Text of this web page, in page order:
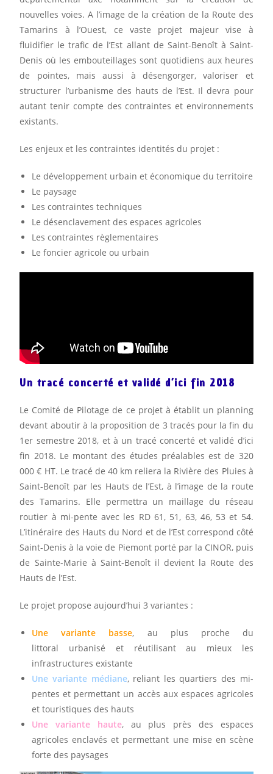
nouvelles voies. A l’image de la création de la Route des
Tamarins à l’Ouest, ce vaste projet majeur vise à
fluidifier le trafic de l’Est allant de Saint-Benoît à Saint-
Denis où les embouteillages sont quotidiens aux heures
de pointes, mais aussi à désengorger, valoriser et
structurer l’urbanisme des hauts de l’Est. Il devra pour
autant tenir compte des contraintes et environnements
existants.
Les enjeux et les contraintes identités du projet :
Le développement urbain et économique du territoire
Le paysage
Les contraintes techniques
Le désenclavement des espaces agricoles
Les contraintes règlementaires
Le foncier agricole ou urbain
Un tracé concerté et validé d’ici fin 2018
Le Comité de Pilotage de ce projet à établit un planning
devant aboutir à la proposition de 3 tracés pour la fin du
1er semestre 2018, et à un tracé concerté et validé d’ici
fin 2018. Le montant des études préalables est de 320
000 € HT. Le tracé de 40 km reliera la Rivière des Pluies à
Saint-Benoît par les Hauts de l’Est, à l’image de la route
des Tamarins. Elle permettra un maillage du réseau
routier à mi-pente avec les RD 61, 51, 63, 46, 53 et 54.
L’itinéraire des Hauts du Nord et de l’Est correspond côté
Saint-Denis à la voie de Piemont porté par la CINOR, puis
de Sainte-Marie à Saint-Benoît il devient la Route des
Hauts de l’Est.
Le projet propose aujourd’hui 3 variantes :
Une variante basse, au plus proche du
littoral urbanisé et réutilisant au mieux les
infrastructures existante
Une variante médiane, reliant les quartiers des mi-
pentes et permettant un accès aux espaces agricoles
et touristiques des hauts
Une variante haute, au plus près des espaces
agricoles enclavés et permettant une mise en scène
forte des paysages